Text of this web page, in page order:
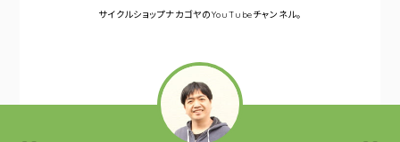
サイクルショップナカゴヤのYouTubeチャンネル。